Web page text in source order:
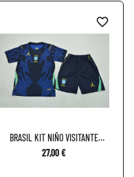
BRASIL KIT NIÑO VISITANTE
2026
27,00 €
favorite_border